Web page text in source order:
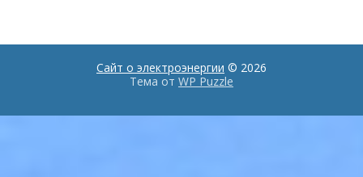
Сайт о электроэнергии © 2026
Тема от WP Puzzle